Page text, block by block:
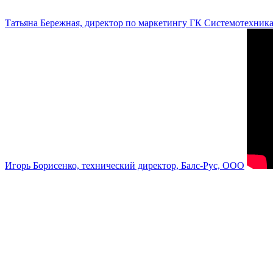
Татьяна Бережная, директор по маркетингу ГК Системотехника
Игорь Борисенко, технический директор, Балс-Рус, ООО